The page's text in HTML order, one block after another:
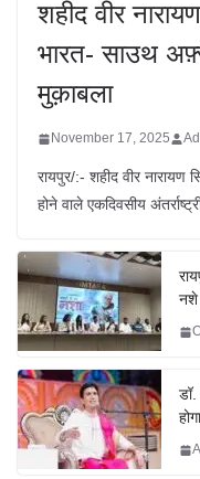
शहीद वीर
भारत- साउथ
मुक़ाबला
November 17, 2025
रायपुर/:- शहीद वीर नारायण
होने वाले एकदिवसीय
नशे